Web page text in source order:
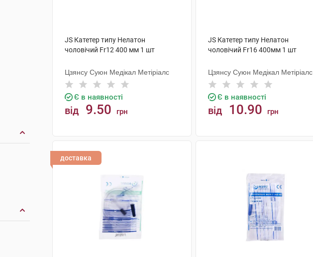
JS Катетер типу Нелатон
чоловічий Fr12 400 мм 1 шт
Цзянсу Суюн Медікал Метіріалс
Є в наявності
від 9.50 грн
JS Катетер типу Нелатон
чоловічий Fr16 400мм 1 шт
Цзянсу Суюн Медікал Метіріалс
Є в наявності
від 10.90 грн
доставка